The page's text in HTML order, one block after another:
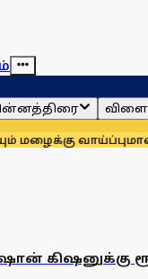
வாய்ப்பு
கிஷனுக்கு ரூ.